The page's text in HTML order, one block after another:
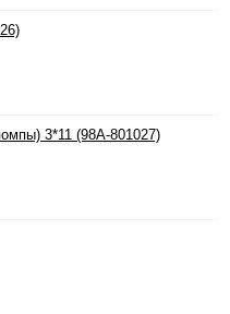
3*11 (98A-801027)